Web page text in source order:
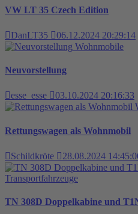
VW LT 35 Czech Edition
DanLT35
06.12.2024 20:29:14
Wohnmobile
Neuvorstellung
esse_esse
03.10.2024 20:16:33
Rettungswagen als Wohnmobil
Schildkröte 28.08.2024
Transportfahrzeuge
TN 308D Doppelkabine und